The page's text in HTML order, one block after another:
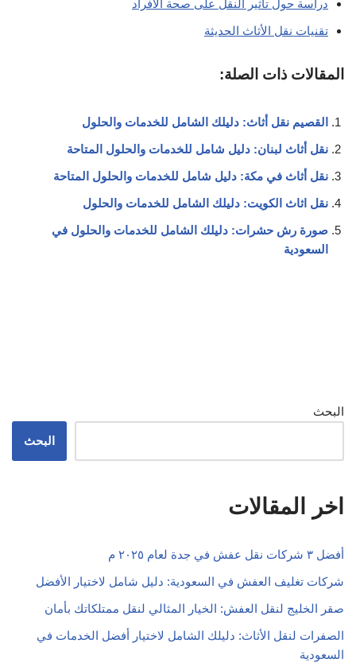
دراسة حول تأثير النقل على صحة الأفراد
تقنيات نقل الأثاث الحديثة
المقالات ذات الصلة:
القصيم نقل أثاث: دليلك الشامل للخدمات والحلول
نقل أثاث لبنان: دليل شامل للخدمات والحلول المتاحة
نقل أثاث في مكة: دليل شامل للخدمات والحلول المتاحة
نقل اثاث الكويت: دليلك الشامل للخدمات والحلول
صورة رش حشرات: دليلك الشامل للخدمات والحلول في
السعودية
البحث
البحث
اخر المقالات
أفضل ٣ شركات نقل عفش في جدة لعام ٢٠٢٥ م
شركات تغليف العفش في السعودية: دليل شامل لاختيار الأفضل
صقر الخليج لنقل العفش: الخيار المثالي لنقل ممتلكاتك بأمان
الصفرات لنقل الأثاث: دليلك الشامل لاختيار أفضل الخدمات في
السعودية